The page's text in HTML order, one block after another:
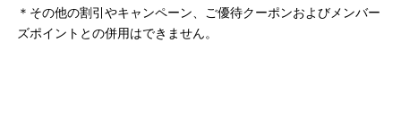
＊その他の割引やキャンペーン、ご優待クーポンおよびメンバー
ズポイントとの併用はできません。